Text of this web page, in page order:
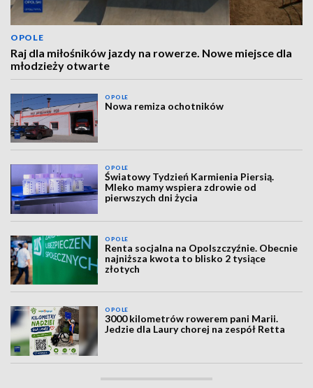
OPOLE
Raj dla miłośników jazdy na rowerze. Nowe miejsce dla
młodzieży otwarte
OPOLE
Nowa remiza ochotników
OPOLE
Światowy Tydzień Karmienia Piersią.
Mleko mamy wspiera zdrowie od
pierwszych dni życia
OPOLE
Renta socjalna na Opolszczyźnie. Obecnie
najniższa kwota to blisko 2 tysiące
złotych
OPOLE
3000 kilometrów rowerem pani Marii.
Jedzie dla Laury chorej na zespół Retta